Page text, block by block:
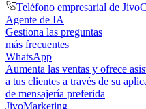
Teléfono empresarial de
Agente de IA
Gestiona las preguntas
más frecuentes
WhatsApp
Aumenta las ventas y ofrece
a tus clientes a través de su
de mensajería preferida
JivoMarketing